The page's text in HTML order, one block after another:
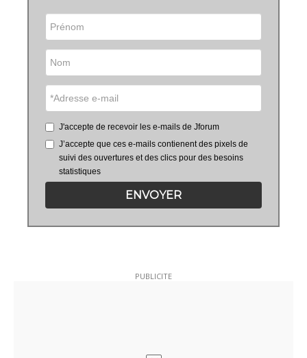
J'accepte de recevoir les e-mails de Jforum
J’accepte que ces e-mails contienent des pixels de
suivi des ouvertures et des clics pour des besoins
statistiques
ENVOYER